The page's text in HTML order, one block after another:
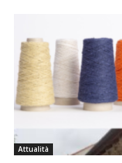
Attualità